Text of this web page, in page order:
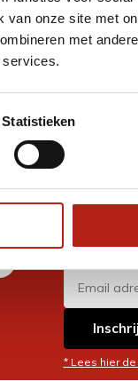
van onze site met
met
Statistieken
ruilen of retour
* Lees hier